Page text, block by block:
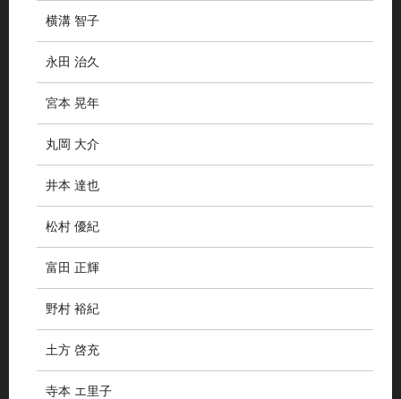
横溝 智子
永田 治久
宮本 晃年
丸岡 大介
井本 達也
松村 優紀
富田 正輝
野村 裕紀
土方 啓充
寺本 エ里子